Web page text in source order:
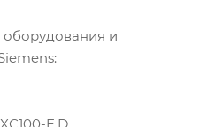
оборудования и